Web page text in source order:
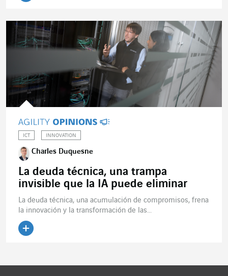
ICT INNOVATION
Charles Duquesne
La deuda técnica, una trampa
invisible que la IA puede eliminar
La deuda técnica, una acumulación de compromisos, frena
la innovación y la transformación de las...